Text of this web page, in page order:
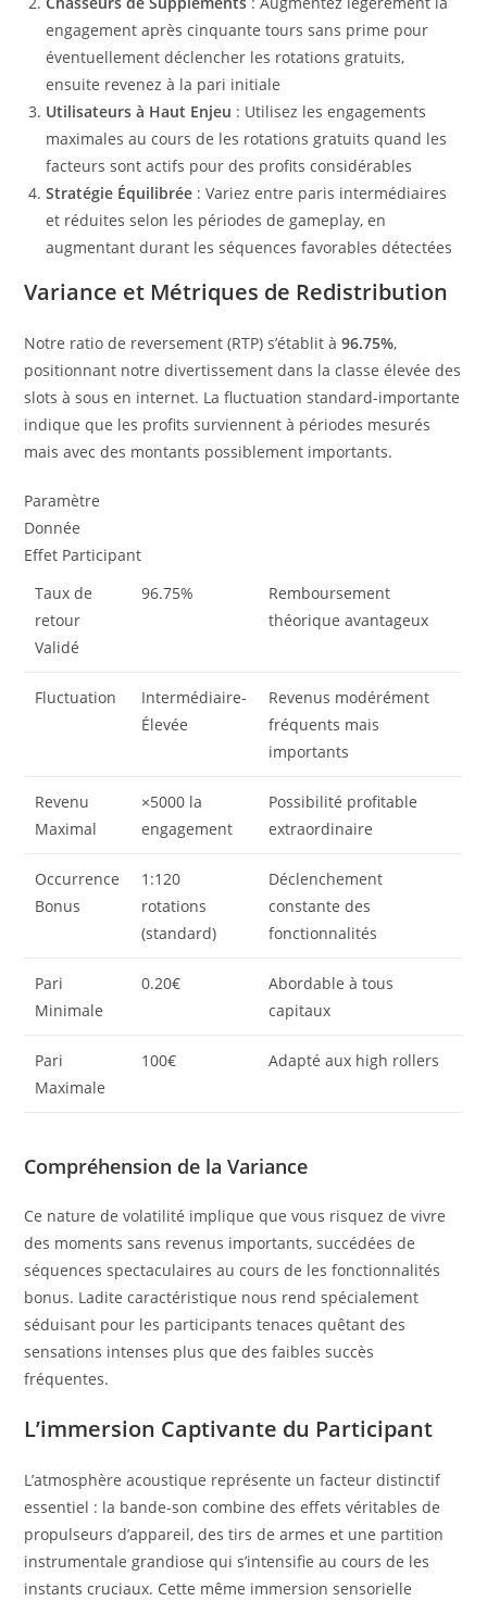
engagement après cinquante tours sans prime pour
éventuellement déclencher les rotations gratuits,
ensuite revenez à la pari initiale
Utilisateurs à Haut Enjeu : Utilisez les engagements
maximales au cours de les rotations gratuits quand les
facteurs sont actifs pour des profits considérables
Stratégie Équilibrée : Variez entre paris intermédiaires
et réduites selon les périodes de gameplay, en
augmentant durant les séquences favorables détectées
Variance et Métriques de Redistribution
Notre ratio de reversement (RTP) s’établit à96.75%,
positionnant notre divertissement dans la classe élevée des
slots à sous en internet. La fluctuation standard-importante
indique que les profits surviennent à périodes mesurés
mais avec des montants possiblement importants.
Paramètre
Donnée
Effet Participant
Taux de
retour
Validé
96.75%
Remboursement
théorique avantageux
Fluctuation
Intermédiaire-
Élevée
Revenus modérément
fréquents mais
importants
Revenu
Maximal
×5000 la
engagement
Possibilité profitable
extraordinaire
Occurrence
Bonus
1:120
rotations
(standard)
Déclenchement
constante des
fonctionnalités
Pari
Minimale
0.20€
Abordable à tous
capitaux
Pari
Maximale
100€ Adapté aux high rollers
Compréhension de la Variance
Ce nature de volatilité implique que vous risquez de vivre
des moments sans revenus importants, succédées de
séquences spectaculaires au cours de les fonctionnalités
bonus. Ladite caractéristique nous rend spécialement
séduisant pour les participants tenaces quêtant des
sensations intenses plus que des faibles succès
fréquentes.
L’immersion Captivante du Participant
L’atmosphère acoustique représente un facteur distinctif
essentiel : la bande-son combine des effets véritables de
propulseurs d’appareil, des tirs de armes et une partition
instrumentale grandiose qui s’intensifie au cours de les
instants cruciaux. Cette même immersion sensorielle